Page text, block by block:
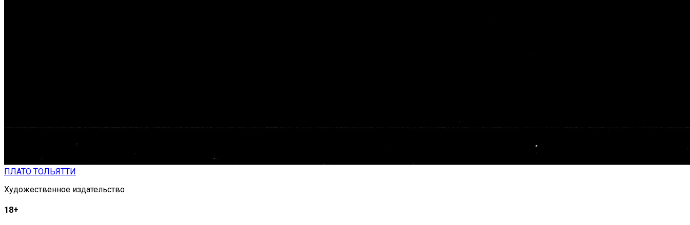
ПЛАТО ТОЛЬЯТТИ
Художественное издательство
18+